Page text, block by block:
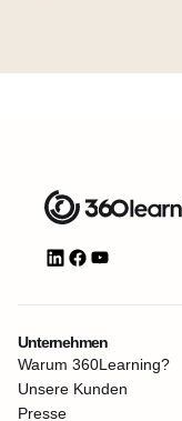
Unternehmen
Warum 360Learning?
Unsere Kunden
Presse